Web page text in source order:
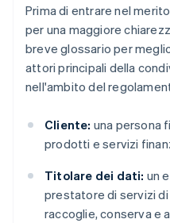
Prima di entrare nel
per una maggiore
breve glossario per
attori principali della
nell'ambito del
Cliente: una persona
prodotti e servizi
Titolare dei dati: un
prestatore di servizi
raccoglie, conserva e